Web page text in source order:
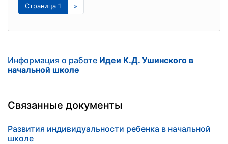
Страница 1 »
Информация о работе Идеи К.Д. Ушинского в
начальной школе
Связанные документы
Развития индивидуальности ребенка в начальной
школе